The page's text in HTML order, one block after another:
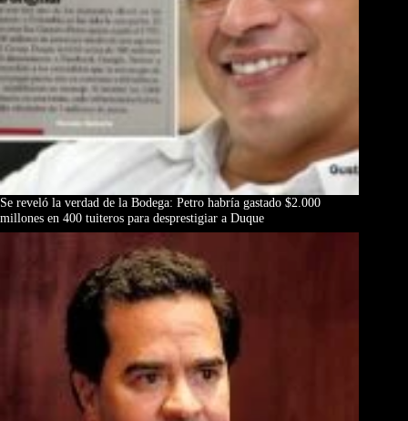
Se reveló la verdad de la Bodega: Petro habría gastado $2.000
millones en 400 tuiteros para desprestigiar a Duque